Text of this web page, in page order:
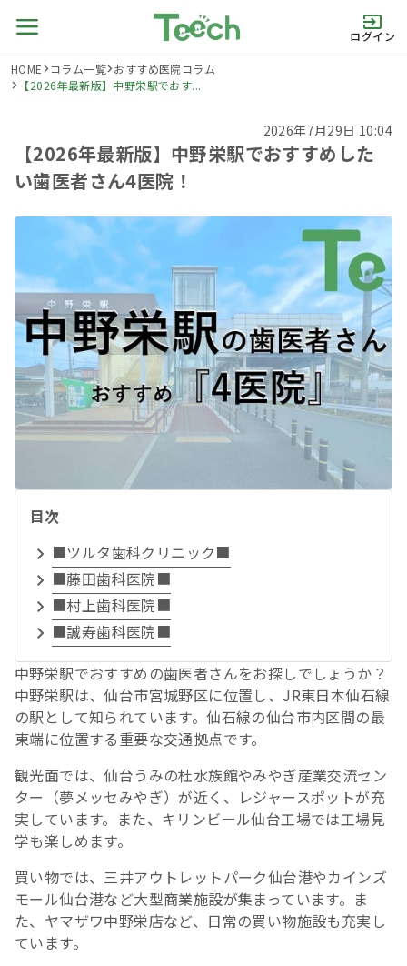
ログイン
HOME コラム一覧 おすすめ医院コラム
【2026年最新版】中野栄駅でおす...
2026年7月29日 10:04
【2026年最新版】中野栄駅でおすすめした
い歯医者さん4医院！
目次
■ツルタ歯科クリニック■
■藤田歯科医院■
■村上歯科医院■
■誠寿歯科医院■
中野栄駅でおすすめの歯医者さんをお探しでしょうか？
中野栄駅は、仙台市宮城野区に位置し、JR東日本仙石線
の駅として知られています。仙石線の仙台市内区間の最
東端に位置する重要な交通拠点です。
観光面では、仙台うみの杜水族館やみやぎ産業交流セン
ター（夢メッセみやぎ）が近く、レジャースポットが充
実しています。また、キリンビール仙台工場では工場見
学も楽しめます。
買い物では、三井アウトレットパーク仙台港やカインズ
モール仙台港など大型商業施設が集まっています。ま
た、ヤマザワ中野栄店など、日常の買い物施設も充実し
ています。